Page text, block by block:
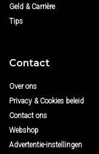
Geld & Carrière
Tips
Contact
Over ons
Privacy & Cookies beleid
Contact ons
Webshop
Advertentie-instellingen